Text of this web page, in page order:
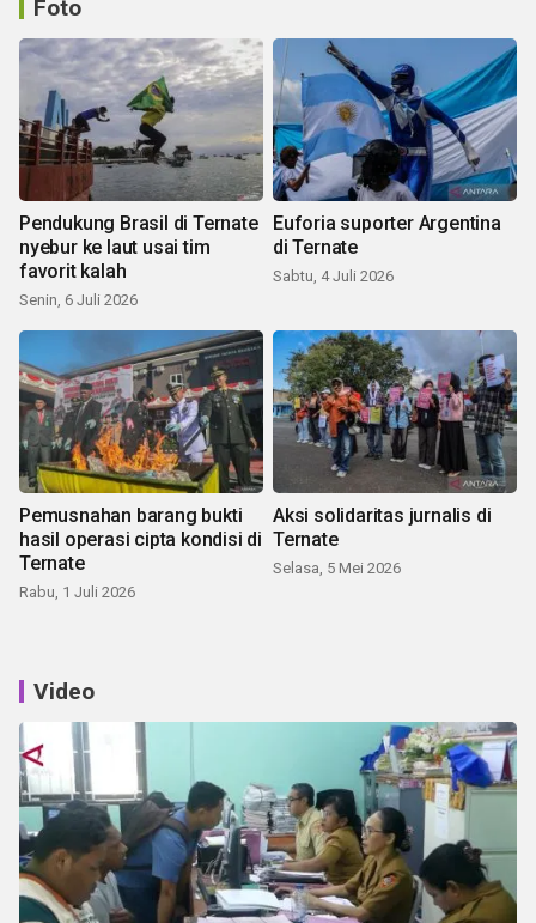
Foto
Pendukung Brasil di Ternate
nyebur ke laut usai tim
favorit kalah
Senin, 6 Juli 2026
Euforia suporter Argentina
di Ternate
Sabtu, 4 Juli 2026
Pemusnahan barang bukti
hasil operasi cipta kondisi di
Ternate
Rabu, 1 Juli 2026
Aksi solidaritas jurnalis di
Ternate
Selasa, 5 Mei 2026
Video